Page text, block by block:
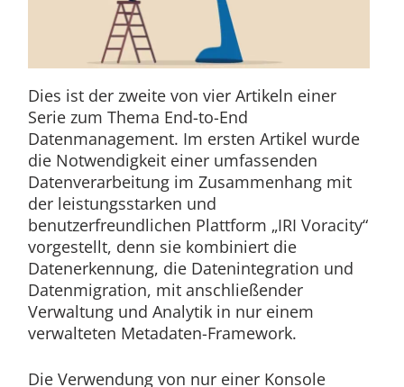
Dies ist der zweite von vier Artikeln einer
Serie zum Thema End-to-End
Datenmanagement. Im ersten Artikel wurde
die Notwendigkeit einer umfassenden
Datenverarbeitung im Zusammenhang mit
der leistungsstarken und
benutzerfreundlichen Plattform „IRI Voracity“
vorgestellt, denn sie kombiniert die
Datenerkennung, die Datenintegration und
Datenmigration, mit anschließender
Verwaltung und Analytik in nur einem
verwalteten Metadaten-Framework.
Die Verwendung von nur einer Konsole